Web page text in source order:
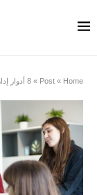
Home
»
Post
» 8 أدوار إدارية تحتاجها كل شركة ناشئة